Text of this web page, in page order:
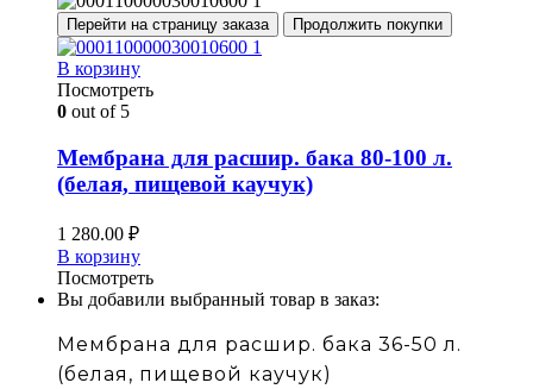
Перейти на страницу заказа Продолжить покупки
В корзину
Посмотреть
0 out of 5
Мембрана для расшир. бака 80-100 л.
(белая, пищевой каучук)
1 280.00 ₽
В корзину
Посмотреть
Вы добавили выбранный товар в заказ:
Мембрана для расшир. бака 36-50 л.
(белая, пищевой каучук)